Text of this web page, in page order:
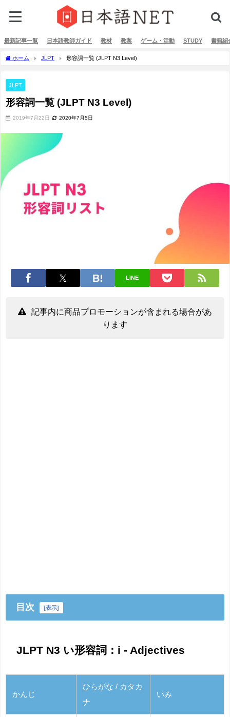
最新記事一覧 日本語教師ガイド 教材 教案 ゲーム・活動 STUDY 書籍紹
ホーム JLPT 形容詞一覧 (JLPT N3 Level)
JLPT
形容詞一覧 (JLPT N3 Level)
2019年7月22日 2020年7月5日
LINE
記事内に商品プロモーションが含まれる場合があ
ります
目次 [表示]
JLPT N3 い形容詞：i - Adjectives
かんじ
ひらがな / カタカ
ナ
いみ